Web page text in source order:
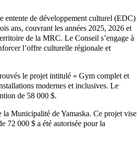
entente de développement culturel (EDC)
ans, couvrant les années 2025, 2026 et
de la MRC. Le Conseil s’engage à
l’offre culturelle régionale et
le projet intitulé « Gym complet et
modernes et inclusives. Le
de 58 000 $.
Municipalité de Yamaska. Ce projet vise
72 000 $ a été autorisée pour la